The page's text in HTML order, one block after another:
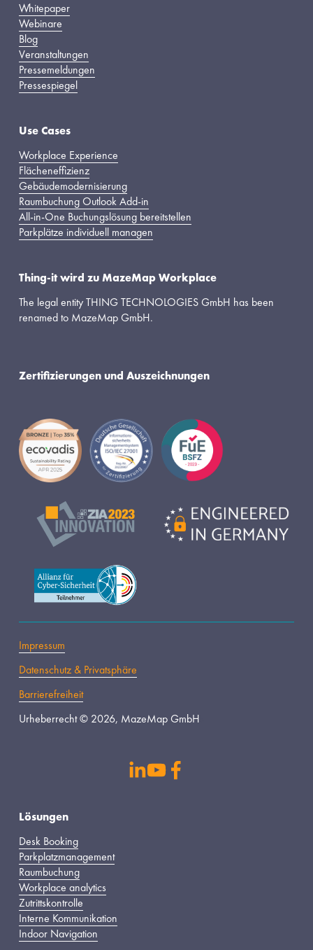
Whitepaper
Webinare
Blog
Veranstaltungen
Pressemeldungen
Pressespiegel
Use Cases
Workplace Experience
Flächeneffizienz
Gebäudemodernisierung
Raumbuchung Outlook Add-in
All-in-One Buchungslösung bereitstellen
Parkplätze individuell managen
Thing-it wird zu MazeMap Workplace
The legal entity THING TECHNOLOGIES GmbH has been
renamed to MazeMap GmbH.
Zertifizierungen und Auszeichnungen
Impressum
Datenschutz & Privatsphäre
Barrierefreiheit
Urheberrecht © 2026, MazeMap GmbH
Lösungen
Desk Booking
Parkplatzmanagement
Raumbuchung
Workplace analytics
Zutrittskontrolle
Interne Kommunikation
Indoor Navigation